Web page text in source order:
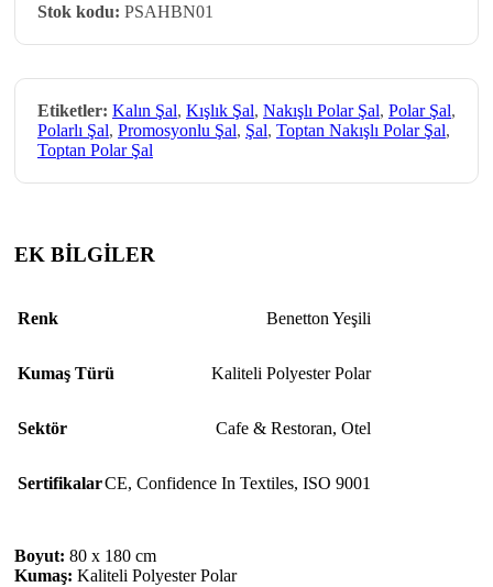
Stok kodu: PSAHBN01
Etiketler: Kalın Şal, Kışlık Şal, Nakışlı Polar Şal, Polar Şal,
Polarlı Şal, Promosyonlu Şal, Şal, Toptan Nakışlı Polar Şal,
Toptan Polar Şal
EK BİLGİLER
Renk Benetton Yeşili
Kumaş Türü Kaliteli Polyester Polar
Sektör Cafe & Restoran, Otel
SertifikalarCE, Confidence In Textiles, ISO 9001
Boyut: 80 x 180 cm
Kumaş: Kaliteli Polyester Polar